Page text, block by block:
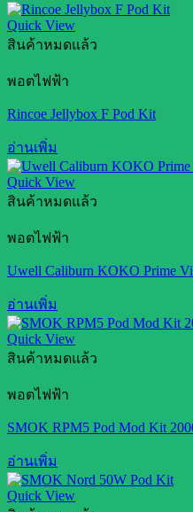
Quick View
สินค้าหมดแล้ว
พอตไฟฟ้า
Rincoe Jellybox F Pod Kit
อ่านเพิ่ม
Quick View
สินค้าหมดแล้ว
พอตไฟฟ้า
Uwell Caliburn KOKO Prime
อ่านเพิ่ม
Quick View
สินค้าหมดแล้ว
พอตไฟฟ้า
SMOK RPM5 Pod Mod Kit
อ่านเพิ่ม
Quick View